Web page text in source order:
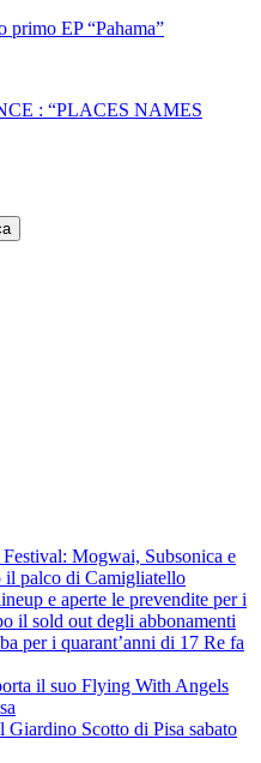
EP “Pahama”
: “PLACES NAMES
Mogwai, Subsonica e
il palco di Camigliatello
e aperte le prevendite per i
il sold out degli abbonamenti
per i quarant’anni di 17 Re fa
il suo Flying With Angels
Giardino Scotto di Pisa sabato